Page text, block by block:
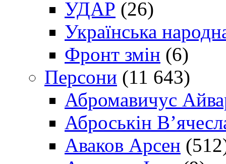
УДАР (26)
Українська
Фронт змін (6)
Персони (11 643)
Абромавичус
Аброськін
Аваков Арсен